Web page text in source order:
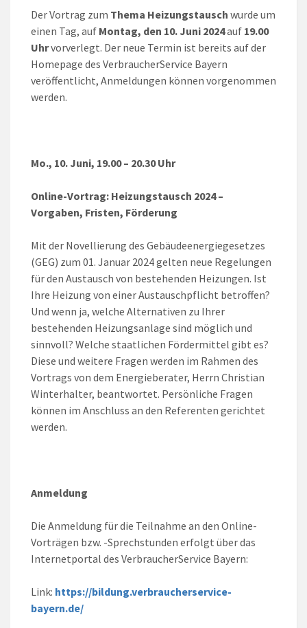
Der Vortrag zum Thema Heizungstausch wurde um
einen Tag, auf Montag, den 10. Juni 2024auf 19.00
Uhrvorverlegt. Der neue Termin ist bereits auf der
Homepage des VerbraucherService Bayern
veröffentlicht, Anmeldungen können vorgenommen
werden.
Mo., 10. Juni, 19.00 – 20.30 Uhr
Online-Vortrag: Heizungstausch 2024 –
Vorgaben, Fristen, Förderung
Mit der Novellierung des Gebäudeenergiegesetzes
(GEG) zum 01. Januar 2024 gelten neue Regelungen
für den Austausch von bestehenden Heizungen. Ist
Ihre Heizung von einer Austauschpflicht betroffen?
Und wenn ja, welche Alternativen zu Ihrer
bestehenden Heizungsanlage sind möglich und
sinnvoll? Welche staatlichen Fördermittel gibt es?
Diese und weitere Fragen werden im Rahmen des
Vortrags von dem Energieberater, Herrn Christian
Winterhalter, beantwortet. Persönliche Fragen
können im Anschluss an den Referenten gerichtet
werden.
Anmeldung
Die Anmeldung für die Teilnahme an den Online-
Vorträgen bzw. -Sprechstunden erfolgt über das
Internetportal des VerbraucherService Bayern:
Link: https://bildung.verbraucherservice-
bayern.de/